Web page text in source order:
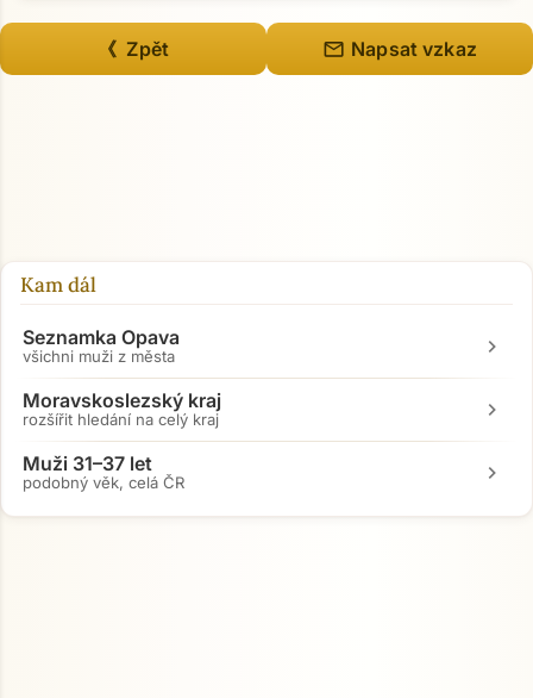
《 Zpět mail Napsat vzkaz
Kam dál
Seznamka Opava
všichni muži z města chevron_right
Moravskoslezský kraj
rozšířit hledání na celý kraj chevron_right
Muži 31–37 let
podobný věk, celá ČR chevron_right